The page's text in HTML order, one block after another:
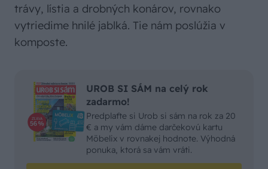
trávy, lístia a drobných konárov, rovnako
vytriedime hnilé jablká. Tie nám poslúžia v
komposte.
UROB SI SÁM na celý rok
zadarmo!
Predplaťte si Urob si sám na rok za 20
€ a my vám dáme darčekovú kartu
Möbelix v rovnakej hodnote. Výhodná
ponuka, ktorá sa vám vráti.